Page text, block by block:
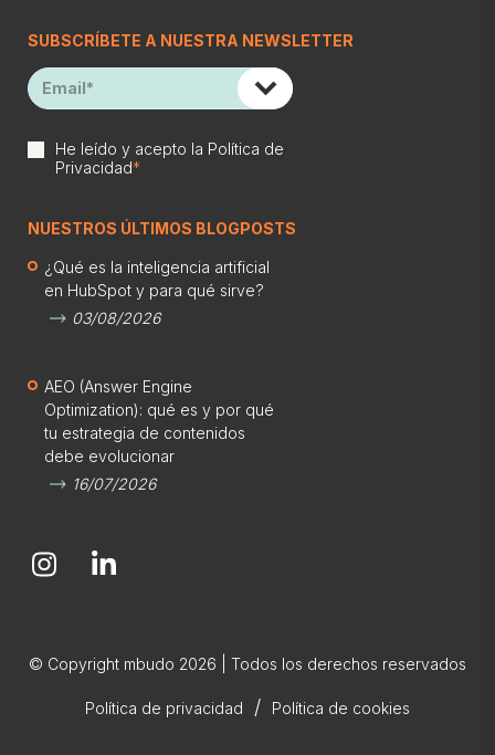
SUBSCRÍBETE A NUESTRA NEWSLETTER
He leído y acepto la Política de
Privacidad*
NUESTROS ÚLTIMOS BLOGPOSTS
¿Qué es la inteligencia artificial
en HubSpot y para qué sirve?
03/08/2026
AEO (Answer Engine
Optimization): qué es y por qué
tu estrategia de contenidos
debe evolucionar
16/07/2026
© Copyright mbudo 2026 | Todos los derechos reservados
Política de privacidad / Política de cookies